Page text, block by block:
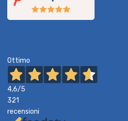
Ottimo
4,6/5
321
recensioni